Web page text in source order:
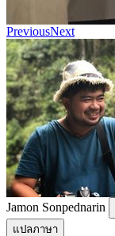
PreviousNext
Jamon Sonpednarin
แปลภาษา